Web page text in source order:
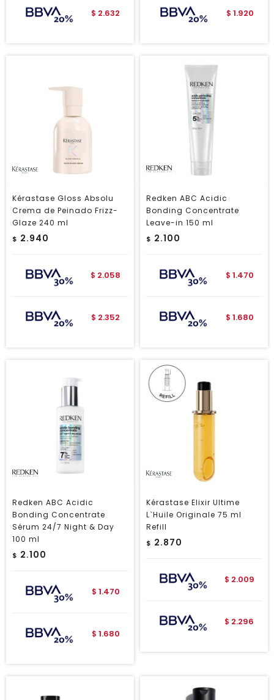
$ 2.632 $ 1.920
Kérastase Gloss Absolu
Crema de Peinado Frizz-
Glaze 240 ml
$ 2.940
$ 2.058
$ 2.352
Redken ABC Acidic
Bonding Concentrate
Leave-in 150 ml
$ 2.100
$ 1.470
$ 1.680
Redken ABC Acidic
Bonding Concentrate
Sérum 24/7 Night & Day
100 ml
$ 2.100
$ 1.470
$ 1.680
Kérastase Elixir Ultime
L`Huile Originale 75 ml
Refill
$ 2.870
$ 2.009
$ 2.296